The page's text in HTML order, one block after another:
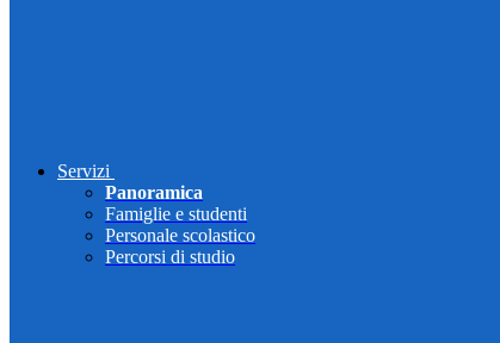
Servizi
Panoramica
Famiglie e studenti
Personale scolastico
Percorsi di studio